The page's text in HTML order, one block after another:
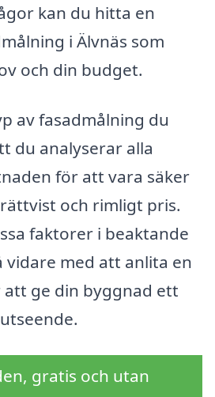
kan du hitta en
i Älvnäs som
och din budget.
av fasadmålning du
du analyserar alla
för att vara säker
och rimligt pris.
faktorer i beaktande
med att anlita en
ge din byggnad ett
gratis och utan